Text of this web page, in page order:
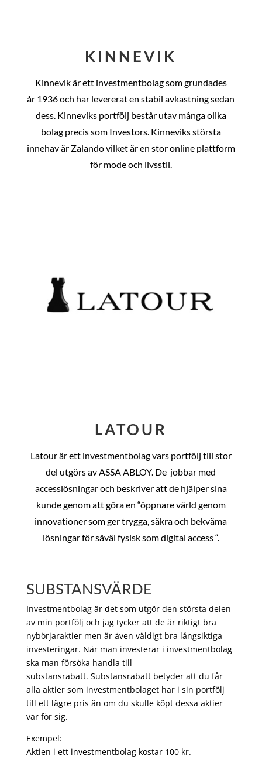
KINNEVIK
Kinnevik är ett investmentbolag som grundades
år 1936 och har levererat en stabil avkastning sedan
dess. Kinneviks portfölj består utav många olika
bolag precis som Investors. Kinneviks största
innehav är Zalando vilket är en stor online plattform
för mode och livsstil.
LATOUR
Latour är ett investmentbolag vars portfölj till stor
del utgörs av ASSA ABLOY. De jobbar med
accesslösningar och beskriver att de hjälper sina
kunde genom att göra en “öppnare värld genom
innovationer som ger trygga, säkra och bekväma
lösningar för såväl fysisk som digital access “.
SUBSTANSVÄRDE
Investmentbolag är det som utgör den största delen
av min portfölj och jag tycker att de är riktigt bra
nybörjaraktier men är även väldigt bra långsiktiga
investeringar. När man investerar i investmentbolag
ska man försöka handla till
substansrabatt. Substansrabatt betyder att du får
alla aktier som investmentbolaget har i sin portfölj
till ett lägre pris än om du skulle köpt dessa aktier
var för sig.
Exempel:
Aktien i ett investmentbolag kostar 100 kr.